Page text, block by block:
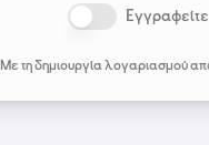
Με τη δημιουργία λογαριασμού